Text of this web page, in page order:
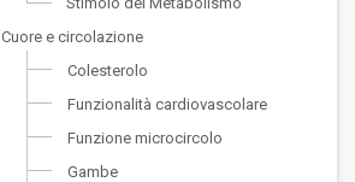
Cuore e circolazione
Colesterolo
Funzionalità cardiovascolare
Funzione microcircolo
Gambe